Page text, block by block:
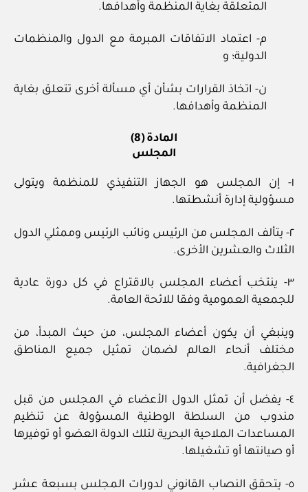
المتعلقة بغاية المنظمة وأهدافها.
م- اعتماد الاتفاقات المبرمة مع الدول والمنظمات
الدولية؛ و
ن- اتخاذ القرارات بشأن أي مسألة أخرى تتعلق بغاية
المنظمة وأهدافها.
المادة (8)
المجلس
١- إن المجلس هو الجهاز التنفيذي للمنظمة ويتولى
مسؤولية إدارة أنشطتها.
٢- يتألف المجلس من الرئيس ونائب الرئيس وممثلي الدول
الثلاث والعشرين الأخرى.
٣- ينتخب أعضاء المجلس بالاقتراع في كل دورة عادية
للجمعية العمومية وفقا للائحة العامة.
وينبغي أن يكون أعضاء المجلس، من حيث المبدأ، من
مختلف أنحاء العالم لضمان تمثيل جميع المناطق
الجغرافية.
٤- يفضل أن تمثل الدول الأعضاء في المجلس من قبل
مندوب من السلطة الوطنية المسؤولة عن تنظيم
المساعدات الملاحية البحرية لتلك الدولة العضو أو توفيرها
أو صيانتها أو تشغيلها.
٥- يتحقق النصاب القانوني لدورات المجلس بسبعة عشر